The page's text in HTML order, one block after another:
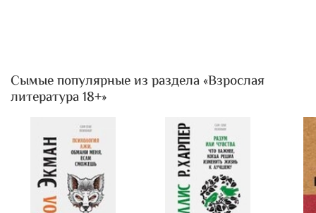
Луну, убийство Джона Ф. Кеннеди, эпидемия СПИДа,
теракт 11 сентября 2001 г., война в Персидском заливе … и
даже пандемия коронавируса и экономический кризис
2020 г. Благодаря уникальным по глубине и
скрупулезности комментариям Джона Хоуга у читателей
есть возможность попробовать самим интерпретировать
пророчества великого ясновидца, найти в них ответы на
вопросы, волнующие человечество сегодня.
Сымые популярные из раздела «Взрослая
литература 18+»